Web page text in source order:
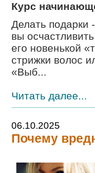
Курс
Делать подарки
вы
его новенькой
стрижки волос
«Выб...
Читать далее...
06.10.2025
Почему